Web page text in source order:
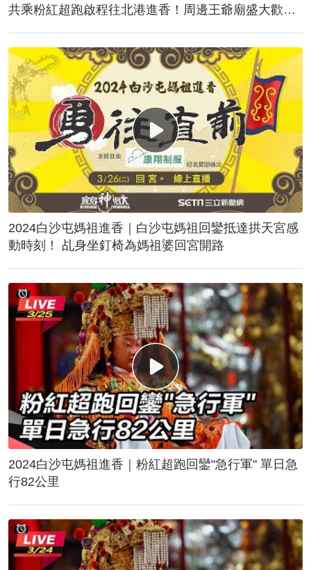
共乘粉紅超跑啟程往北港進香！周邊王爺廟盛大歡
2024白沙屯媽祖進香｜白沙屯媽祖回鑾抵達拱天宮感
動時刻！ 乩身坐釘椅為媽祖婆回宮開路
2024白沙屯媽祖進香｜粉紅超跑回鑾"急行軍" 單日急
行82公里